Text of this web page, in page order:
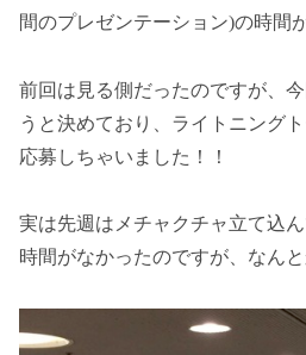
間のプレゼンテーション)の時間
前回は見る側だったのですが、
うと決めており、ライトニング
応募しちゃいました！！
実は先週はメチャクチャ立て込
時間がなかったのですが、なんと